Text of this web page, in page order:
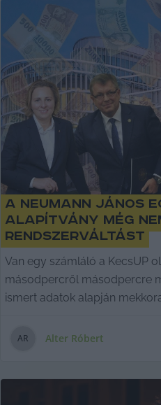
A Neumann János
Alapítvány még
rendszerváltást
Van egy számláló a KecsUP
másodpercről másodpercre
ismert adatok alapján
AR Alter Róbert